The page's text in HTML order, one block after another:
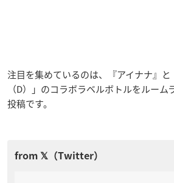
注目を集めているのは、『アイナナ』と
（D）」のコラボラベルボトルをルー
投稿です。